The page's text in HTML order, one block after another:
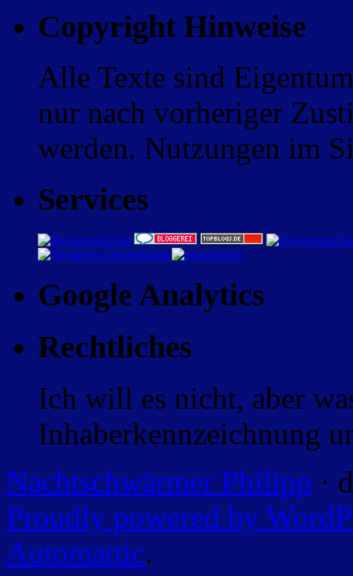
Copyright Hinweise
Alle Texte sind
nur nach vorheriger
werden. Nutzungen im
Services
Google Analytics
Rechtliches
Ich will es nicht, aber
Inhaberkennzeichnung
Nachtschwärmer Philipp ·
Proudly powered by
Automattic.